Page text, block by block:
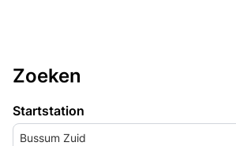
Zoeken
Startstation
Bussum Zuid